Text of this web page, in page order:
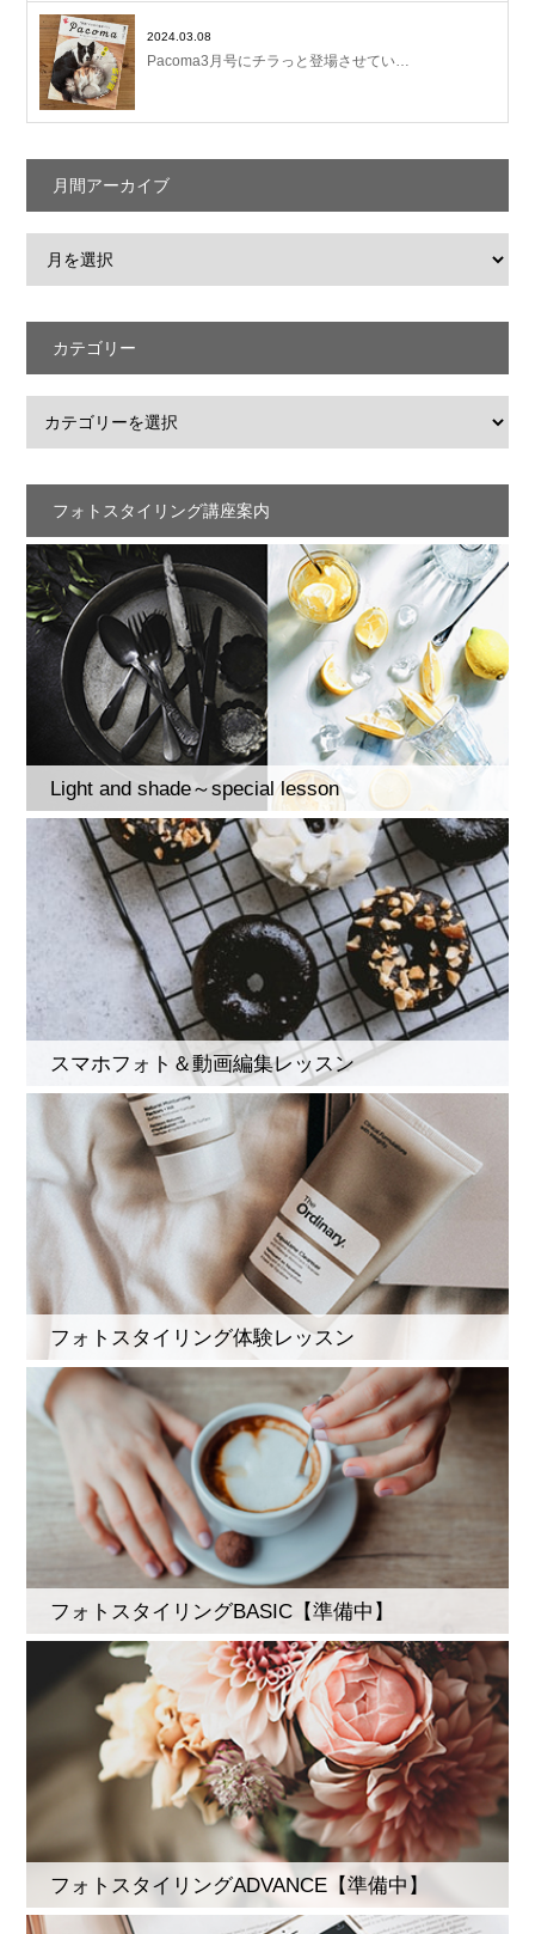
2024.03.08
Pacoma3月号にチラっと登場させてい…
月間アーカイブ
カテゴリー
フォトスタイリング講座案内
Light and shade～special lesson
スマホフォト＆動画編集レッスン
フォトスタイリング体験レッスン
フォトスタイリングBASIC【準備中】
フォトスタイリングADVANCE【準備中】